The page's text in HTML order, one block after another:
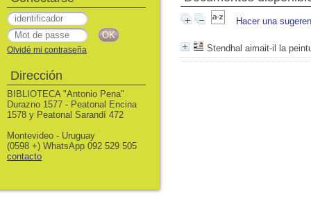
Hacer una
Stendhal aimait-il la
Olvidé mi contraseña
Dirección
BIBLIOTECA "Antonio Pena"
Durazno 1577 - Peatonal Encina
1578 y Peatonal Sarandí 472
Montevideo - Uruguay
(0598 +) WhatsApp 092 529 505
contacto